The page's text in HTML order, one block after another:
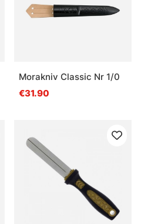
Morakniv Classic Nr 1/0
€31.90